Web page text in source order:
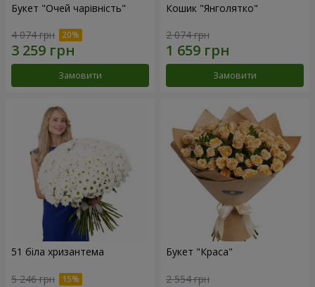
Букет "Очей чарівність"
4 074 грн
Замовити
Кошик "Янголятко"
2 074 грн
Замовити
51 біла хризантема
5 246 грн
Букет "Краса"
2 554 грн